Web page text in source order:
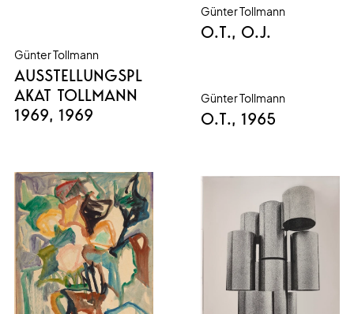
Günter Tollmann
AUSSTELLUNGSPL
AKAT TOLLMANN
1969, 1969
Günter Tollmann
O.T., O.J.
Günter Tollmann
O.T., 1965